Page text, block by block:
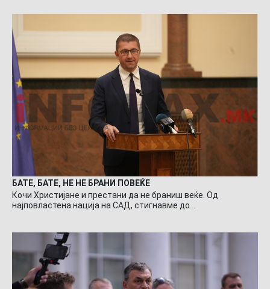
БАТЕ, БАТЕ, НЕ НЕ БРАНИ ПОВЕЌЕ
Кочи Христијане и престани да не браниш веќе. Од
најповластена нација на САД, стигнавме до…